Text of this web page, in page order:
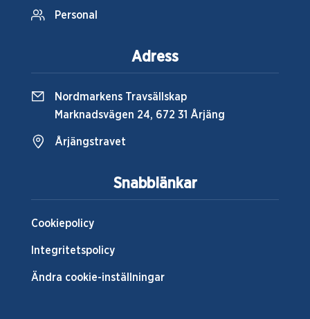
Snabblänkar
Cookiepolicy
Integritetspolicy
Ändra cookie-inställningar
Personal
Adress
Nordmarkens Travsällskap
Marknadsvägen 24, 672 31 Årjäng
Årjängstravet